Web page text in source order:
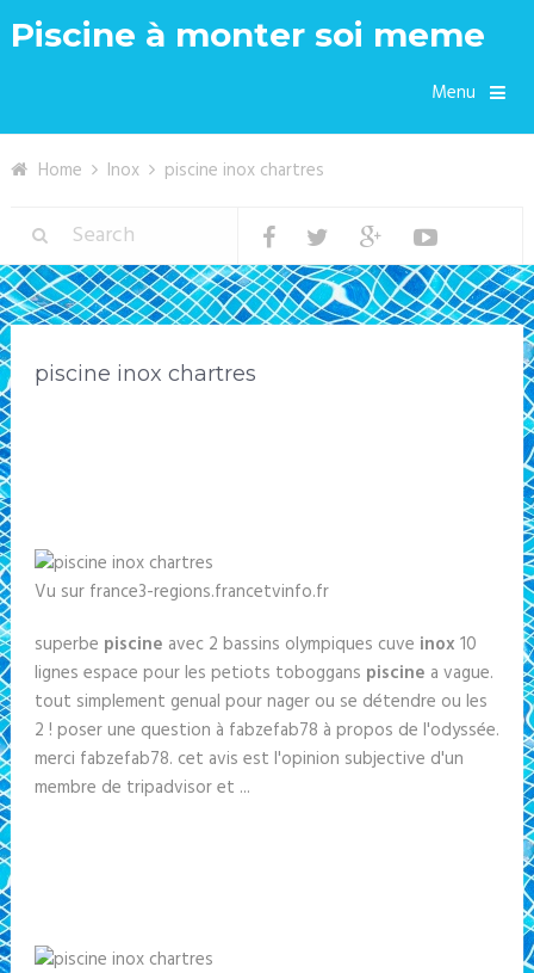
Piscine à monter soi meme
Menu
Home Inox piscine inox chartres
piscine inox chartres
Vu sur france3-regions.francetvinfo.fr
superbe piscine avec 2 bassins olympiques cuve inox 10
lignes espace pour les petiots toboggans piscine a vague.
tout simplement genual pour nager ou se détendre ou les
2 ! poser une question à fabzefab78 à propos de l'odyssée.
merci fabzefab78. cet avis est l'opinion subjective d'un
membre de tripadvisor et ...